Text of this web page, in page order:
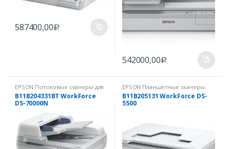
587400,00Р
542000,00Р
EPSON Потоковые сканеры для
бизнеса ,Допечатное
оборудование
B11B204331BT WorkForce
DS-70000N
EPSON Планшетные сканеры
для бизнеса
B11B205131 WorkForce DS-
5500